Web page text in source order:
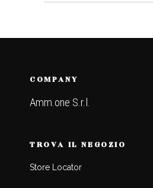
COMPANY
Amm.one S.r.l.
TROVA IL NEGOZIO
Store Locator